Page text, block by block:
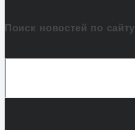
Поиск новостей по сайту